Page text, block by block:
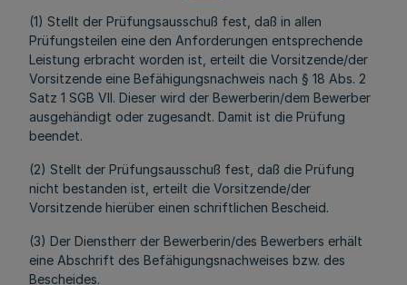
(1) Stellt der Prüfungsausschuß fest, daß in allen
Prüfungsteilen eine den Anforderungen entsprechende
Leistung erbracht worden ist, erteilt die Vorsitzende/der
Vorsitzende eine Befähigungsnachweis nach § 18 Abs. 2
Satz 1 SGB VII. Dieser wird der Bewerberin/dem Bewerber
ausgehändigt oder zugesandt. Damit ist die Prüfung
beendet.
(2) Stellt der Prüfungsausschuß fest, daß die Prüfung
nicht bestanden ist, erteilt die Vorsitzende/der
Vorsitzende hierüber einen schriftlichen Bescheid.
(3) Der Dienstherr der Bewerberin/des Bewerbers erhält
eine Abschrift des Befähigungsnachweises bzw. des
Bescheides.